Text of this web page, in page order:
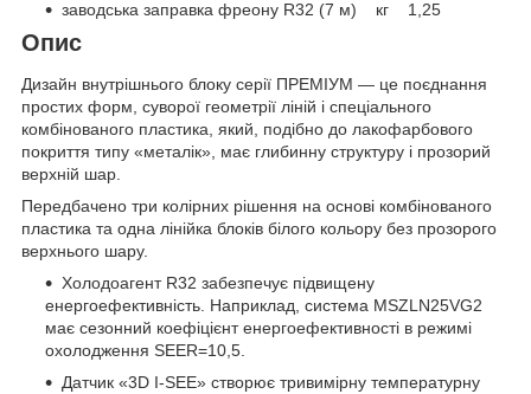
заводська заправка фреону R32 (7 м) кг 1,25
Опис
Дизайн внутрішнього блоку серії ПРЕМІУМ — це поєднання
простих форм, суворої геометрії ліній і спеціального
комбінованого пластика, який, подібно до лакофарбового
покриття типу «металік», має глибинну структуру і прозорий
верхній шар.
Передбачено три колірних рішення на основі комбінованого
пластика та одна лінійка блоків білого кольору без прозорого
верхнього шару.
Холодоагент R32 забезпечує підвищену
енергоефективність. Наприклад, система MSZLN25VG2
має сезонний коефіцієнт енергоефективності в режимі
охолодження SEER=10,5.
Датчик «3D I-SEE» створює тривимірну температурну